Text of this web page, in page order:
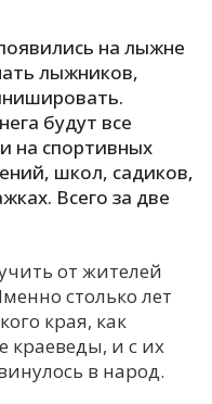
О
П
С
на лыжне
лыжников,
будут все
на спортивных
школ, садиков,
Всего за две
от жителей
столько лет
края, как
краеведы, и с их
в народ.